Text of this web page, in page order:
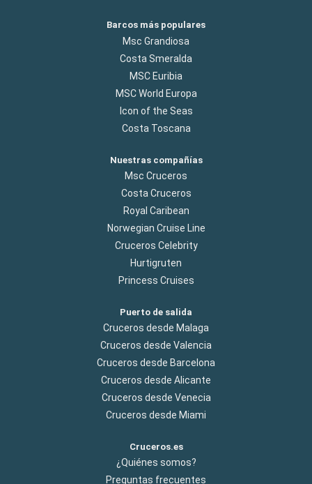
Barcos más populares
Msc Grandiosa
Costa Smeralda
MSC Euribia
MSC World Europa
Icon of the Seas
Costa Toscana
Nuestras compañías
Msc Cruceros
Costa Cruceros
Royal Caribean
Norwegian Cruise Line
Cruceros Celebrity
Hurtigruten
Princess Cruises
Puerto de salida
Cruceros desde Malaga
Cruceros desde Valencia
Cruceros desde Barcelona
Cruceros desde Alicante
Cruceros desde Venecia
Cruceros desde Miami
Cruceros.es
¿Quiénes somos?
Preguntas frecuentes